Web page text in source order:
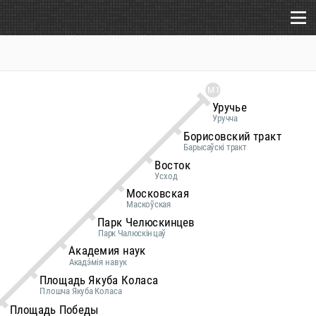
М1
Уручье
Уручча
Борисовский тракт
Барысаўскі тракт
Восток
Усход
Московская
Маскоўская
Парк Челюскинцев
Парк Чалюскінцаў
Академия наук
Акадэ́мія навук
Площадь Якуба Коласа
Плошча Якуба Коласа
Площадь Победы